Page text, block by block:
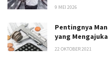
9 MEI 2026
Pentingnya
yang
22 OKTOBER 2021